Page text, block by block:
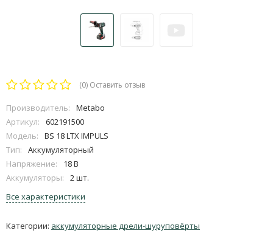
(0) Оставить отзыв
Производитель:
Metabo
Артикул:
602191500
Модель:
BS 18 LTX IMPULS
Тип:
Аккумуляторный
Напряжение:
18 В
Аккумуляторы:
2 шт.
Все характеристики
Категории: аккумуляторные дрели-шуруповёрты